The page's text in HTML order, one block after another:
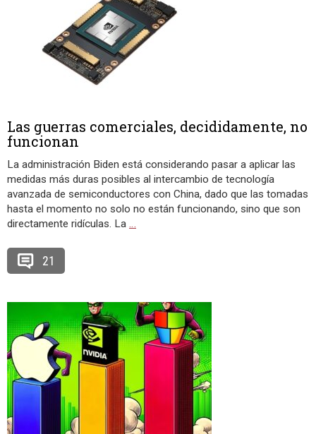
Las guerras comerciales, decididamente, no
funcionan
La administración Biden está considerando pasar a aplicar las
medidas más duras posibles al intercambio de tecnología
avanzada de semiconductores con China, dado que las tomadas
hasta el momento no solo no están funcionando, sino que son
directamente ridículas. La …
21